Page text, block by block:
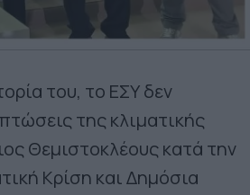
του, το ΕΣΥ δεν
της κλιματικής
Θεμιστοκλέους κατά την
Κρίση και Δημόσια